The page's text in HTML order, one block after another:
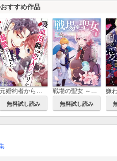
おすすめ作品
元婚約者から逃げるため吸血伯爵に恋人のフリをお願いしたら、なぜか溺愛モードになりました
無料試し読み
戦場の聖女 ～妹の代わりに公爵騎士に嫁ぐことになりましたが、今は幸せです～
無料試し読み